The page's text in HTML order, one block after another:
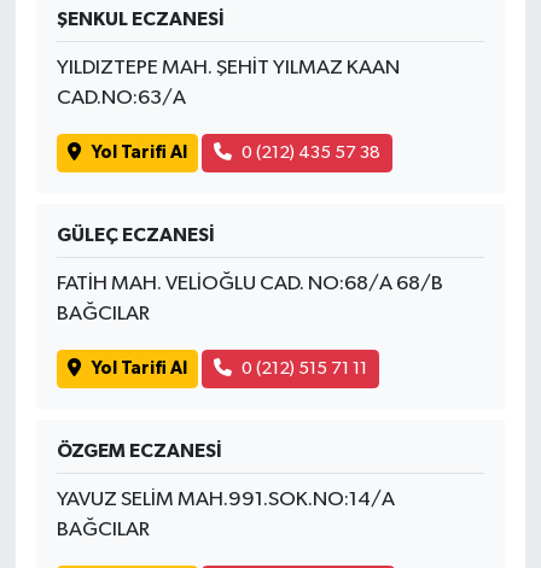
ŞENKUL ECZANESİ
YILDIZTEPE MAH. ŞEHİT YILMAZ KAAN
CAD.NO:63/A
Yol Tarifi Al 0 (212) 435 57 38
GÜLEÇ ECZANESİ
FATİH MAH. VELİOĞLU CAD. NO:68/A 68/B
BAĞCILAR
Yol Tarifi Al 0 (212) 515 71 11
ÖZGEM ECZANESİ
YAVUZ SELİM MAH.991.SOK.NO:14/A
BAĞCILAR